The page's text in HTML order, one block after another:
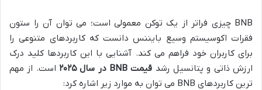
BNB چیزی فراتر از یک توکن معمولی است؛ می توان آن را ستون
فقرات اکوسیستم وسیع بایننس دانست که کاربردهای متنوعی را
برای کاربران خود فراهم می کند. آشنایی با این کاربردها کلید درک
ارزش ذاتی و پتانسیل رشد قیمت BNB در سال ۲۰۲۵
است. از مهم
ترین کاربردهای BNB می توان به موارد زیر اشاره کرد: